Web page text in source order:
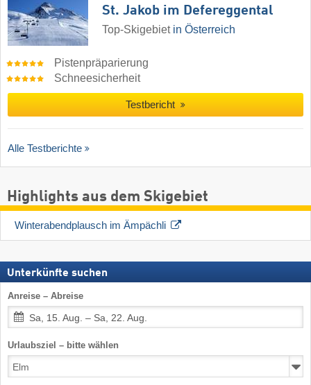
St. Jakob im Defereggental
Top-Skigebiet in Österreich
Pistenpräparierung
Schneesicherheit
Testbericht
Alle Testberichte
Highlights aus dem Skigebiet
Winterabendplausch im Ämpächli
Unterkünfte suchen
Anreise – Abreise
Sa, 15. Aug. – Sa, 22. Aug.
Urlaubsziel – bitte wählen